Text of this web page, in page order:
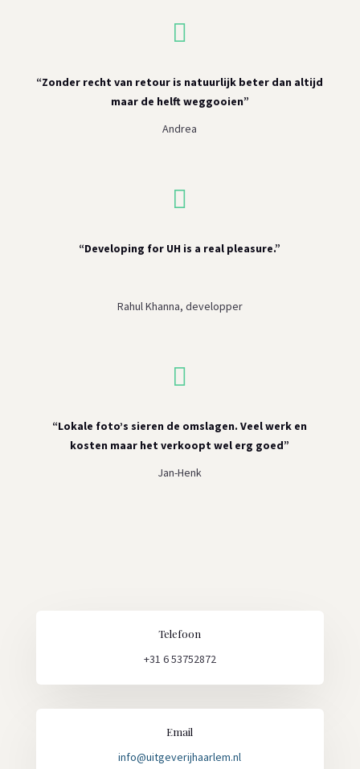

“Zonder recht van retour is natuurlijk beter dan altijd
maar de helft weggooien”
Andrea

“Developing for UH is a real pleasure.”
Rahul Khanna, developper

“Lokale foto’s sieren de omslagen. Veel werk en
kosten maar het verkoopt wel erg goed”
Jan-Henk
Telefoon
+31 6 53752872
Email
info@uitgeverijhaarlem.nl